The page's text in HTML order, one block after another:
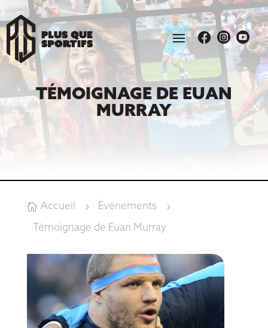
  
TÉMOIGNAGE DE EUAN
MURRAY
 Accueil 5 Événements 5
Témoignage de Euan Murray